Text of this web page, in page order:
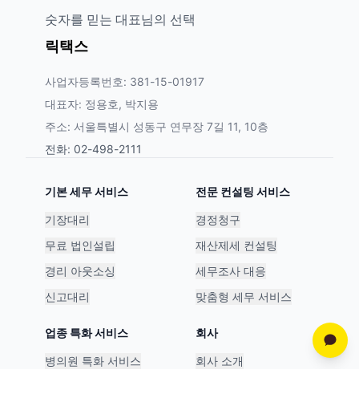
숫자를 믿는 대표님의 선택
릭택스
사업자등록번호: 381-15-01917
대표자: 정용호, 박지용
주소: 서울특별시 성동구 연무장 7길 11, 10층
전화: 02-498-2111
기본 세무 서비스
기장대리
무료 법인설립
경리 아웃소싱
신고대리
전문 컨설팅 서비스
경정청구
재산제세 컨설팅
세무조사 대응
맞춤형 세무 서비스
업종 특화 서비스
병의원 특화 서비스
회사
회사 소개